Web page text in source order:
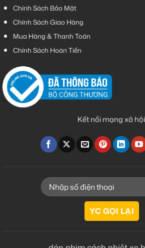
Chính Sách Bảo Mật
Chính Sách Giao Hàng
Mua Hàng & Thanh Toán
Chính Sách Hoàn Tiền
Kết nối mạng xã